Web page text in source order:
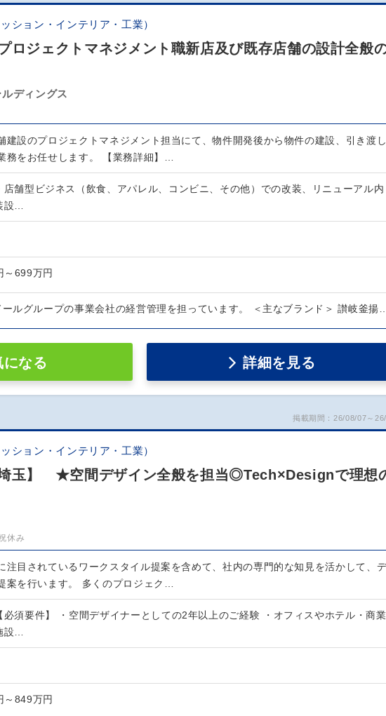
ション・インテリア・工業）
ロジェクトマネジメント職新店及び既存店舗の設計全般
ディングス
建設のプロジェクトマネジメント担当にて、物件開発後から物件の建設、引き渡
務をお任せします。 【業務詳細】…
店舗型ビジネス（飲食、アパレル、コンビニ、その他）での改装、リニューアル内
設…
～699万円
ールグループの事業会社の経営管理を担っています。 ＜主なブランド＞ 讃岐釜揚
になる 詳細を見る
掲載期間：26/08/07～
ション・インテリア・工業）
玉】 ★空間デザイン全般を担当◎Tech×Designで理想
休み
注目されているワークスタイル提案を含めて、社内の専門的な知見を活かして、
案を行います。 多くのプロジェク…
【必須要件】 ・空間デザイナーとしての2年以上のご経験 ・オフィスやホテル・商業
設…
～849万円